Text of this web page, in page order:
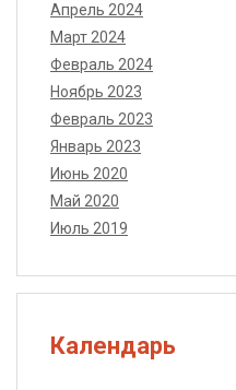
Апрель 2024
Март 2024
Февраль 2024
Ноябрь 2023
Февраль 2023
Январь 2023
Июнь 2020
Май 2020
Июль 2019
Календарь